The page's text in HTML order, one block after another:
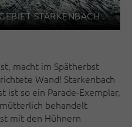
STARKENBACH
macht im Spätherbst
Wand! Starkenbach
ist so ein Parade-Exemplar,
behandelt
mit den Hühnern